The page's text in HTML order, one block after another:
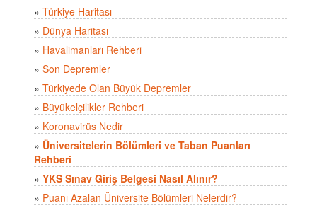
» Türkiye Haritası
» Dünya Haritası
» Havalimanları Rehberi
» Son Depremler
» Türkiyede Olan Büyük Depremler
» Büyükelçilikler Rehberi
» Koronavirüs Nedir
» Üniversitelerin Bölümleri ve Taban Puanları
Rehberi
» YKS Sınav Giriş Belgesi Nasıl Alınır?
» Puanı Azalan Üniversite Bölümleri Nelerdir?